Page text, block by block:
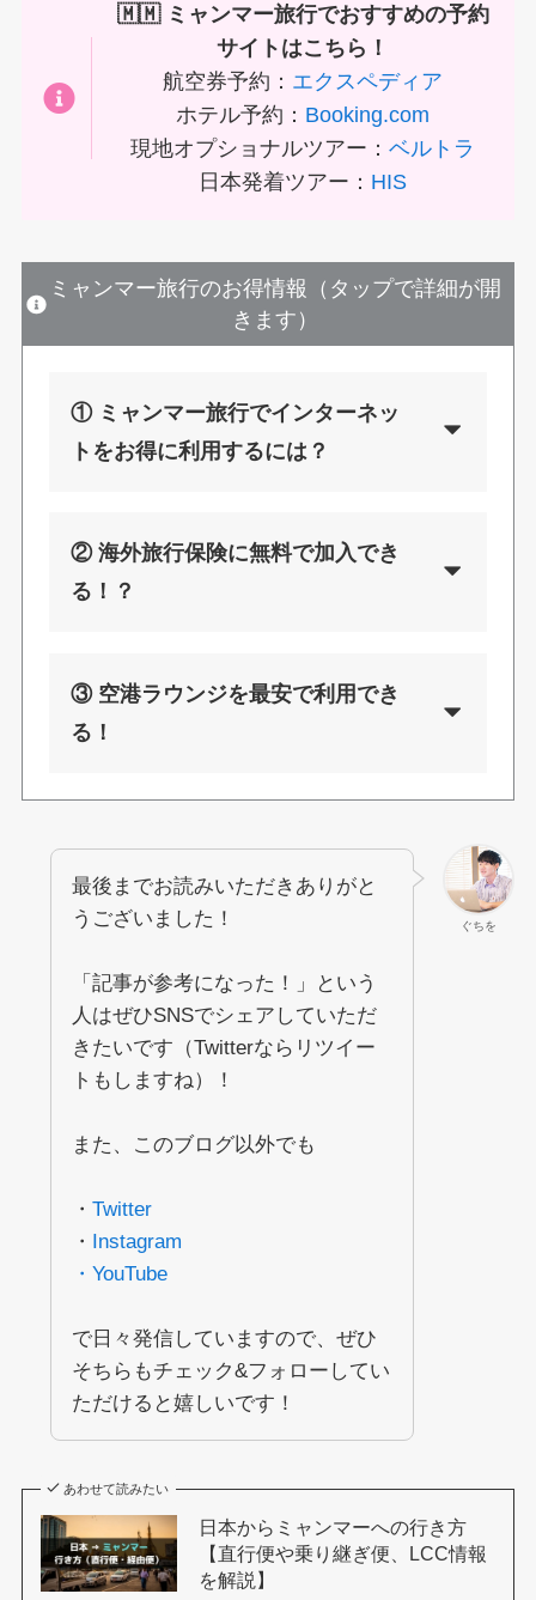
🇲🇲 ミャンマー旅行でおすすめの予約
サイトはこちら！
航空券予約： エクスペディア
ホテル予約： Booking.com
現地オプショナルツアー：ベルトラ
日本発着ツアー： HIS
ミャンマー旅行のお得情報（タップで詳細が開
きます）
① ミャンマー旅行でインターネッ
トをお得に利用するには？
② 海外旅行保険に無料で加入でき
る！？
③ 空港ラウンジを最安で利用でき
る！
ぐちを
最後までお読みいただきありがと
うございました！
「記事が参考になった！」という
人はぜひSNSでシェアしていただ
きたいです（Twitterならリツイー
トもしますね）！
また、このブログ以外でも
・ Twitter
・
Instagram
・YouTube
で日々発信していますので、ぜひ
そちらもチェック&フォローしてい
ただけると嬉しいです！
あわせて読みたい
日本からミャンマーへの行き方
【直行便や乗り継ぎ便、LCC情報
を解説】